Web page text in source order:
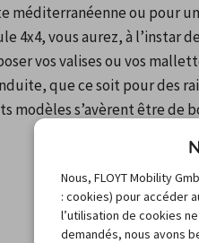
méditerranéenne ou pour
4x4, vous aurez, à l’instar
vos valises ou vos
que ce soit pour des
modèles s’avèrent être de
Nous, FLOYT Mobility
: cookies) pour accéder
l’utilisation de cookies
demandés, nous avons